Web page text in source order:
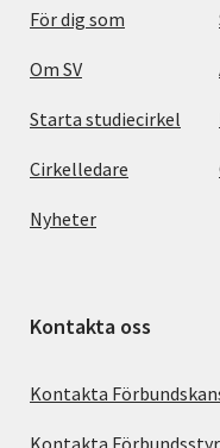
För dig som
Om SV
Starta studiecirkel
Cirkelledare
Nyheter
Kontakta oss
Kontakta
Kontakta